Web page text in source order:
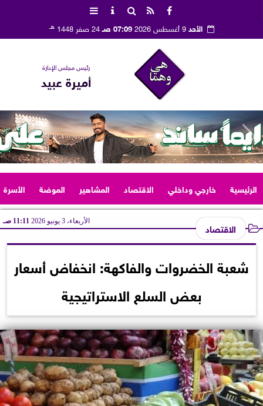
الأحد9 أغسطس 2026 07:09 صـ 24 صفر 1448 هـ
رئيس مجلس الإدارة
أميرة عبيد
الرئيسية خارجي وداخلي الاقتصاد المشاهير الموضة الأسرة
الاقتصاد الأربعاء، 3 يونيو 2026 11:11 صـ
شعبة الخضروات والفاكهة: انخفاض أسعار
بعض السلع الاستراتيجية